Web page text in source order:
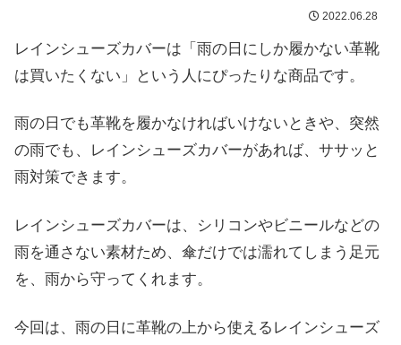
2022.06.28
レインシューズカバーは「雨の日にしか履かない革靴
は買いたくない」という人にぴったりな商品です。
雨の日でも革靴を履かなければいけないときや、突然
の雨でも、レインシューズカバーがあれば、ササッと
雨対策できます。
レインシューズカバーは、シリコンやビニールなどの
雨を通さない素材ため、傘だけでは濡れてしまう足元
を、雨から守ってくれます。
今回は、雨の日に革靴の上から使えるレインシューズ